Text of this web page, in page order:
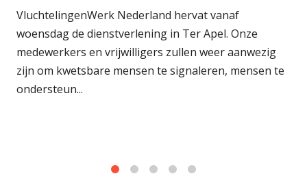
VluchtelingenWerk Nederland hervat vanaf
woensdag de dienstverlening in Ter Apel. Onze
medewerkers en vrijwilligers zullen weer aanwezig
zijn om kwetsbare mensen te signaleren, mensen te
ondersteun...